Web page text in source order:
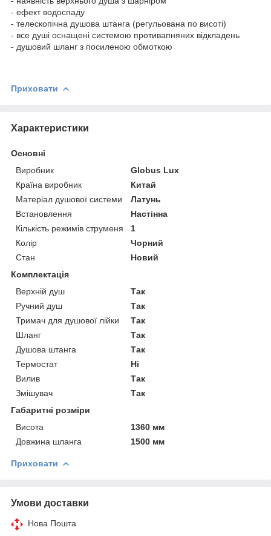
- ефект водоспаду
- телескопічна душова штанга (регульована по висоті)
- все душі оснащені системою противапняних відкладень
- душовий шланг з посиленою обмоткою
Приховати
Характеристики
Основні
Виробник
Globus Lux
Країна виробник
Китай
Матеріал душової системи
Латунь
Встановлення
Настінна
Кількість режимів струменя
1
Колір
Чорний
Стан
Новий
Комплектація
Верхній душ
Так
Ручний душ
Так
Тримач для душової лійки
Так
Шланг
Так
Душова штанга
Так
Термостат
Ні
Вилив
Так
Змішувач
Так
Габаритні розміри
Висота
1360 мм
Довжина шланга
1500 мм
Приховати
Умови доставки
Нова Пошта